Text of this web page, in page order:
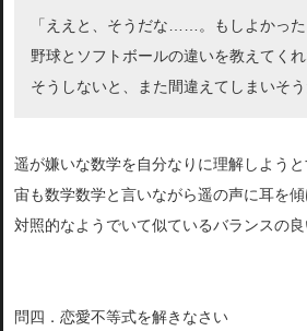
「ええと、そうだな……。もしよかった
野球とソフトボールの違いを教えてく
そうしないと、また間違えてしまいそう
遥が嫌いな数学を自分なりに理解しようと
宙も数学数学と言いながら遥の声に耳を傾
対照的なようでいて似ているバランスの良
問四．恋愛不等式を解きなさい